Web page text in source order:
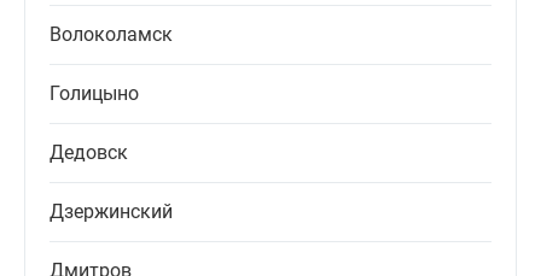
Волоколамск
Голицыно
Дедовск
Дзержинский
Дмитров